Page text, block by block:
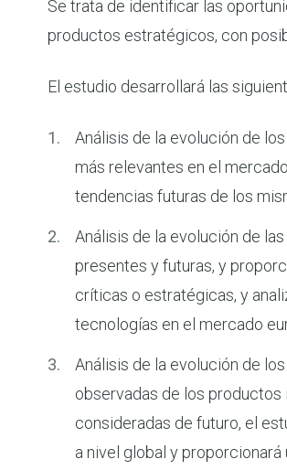
Se trata de identificar las
productos estratégicos, con
El estudio desarrollará las
Análisis de la evolución de
más relevantes en el
tendencias futuras de los
Análisis de la evolución de
presentes y futuras, y
críticas o estratégicas, y
tecnologías en el mercado
Análisis de la evolución de
observadas de los
consideradas de futuro, el
a nivel global y